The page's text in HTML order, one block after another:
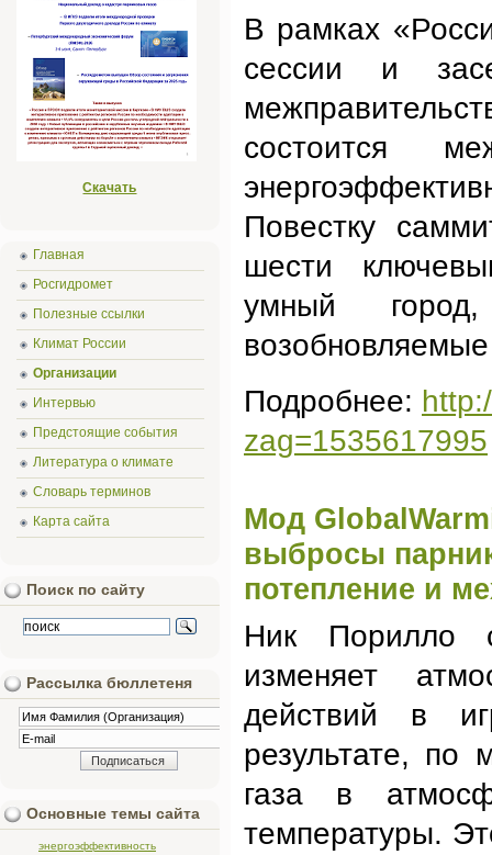
В рамках
сессии и
состоится
Повестку
шести
умный
возобновляемые
Подробнее:
zag=1535617995
Мод
выбросы
потепление и
Ник Порилло
изменяет
действий в
результате, по
газа в
температуры.
Скачать
Главная
Росгидромет
Полезные ссылки
Климат России
Организации
Интервью
Предстоящие события
Литература о климате
Словарь терминов
Карта сайта
Поиск по сайту
Рассылка бюллетеня
Основные темы сайта
энергоэффективность